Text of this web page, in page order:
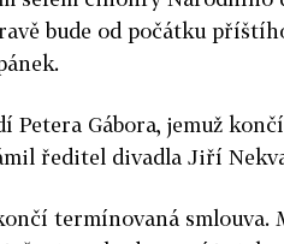
bude od počátku
Petera Gábora, jemuž
ředitel divadla Jiří
termínovaná smlouva.